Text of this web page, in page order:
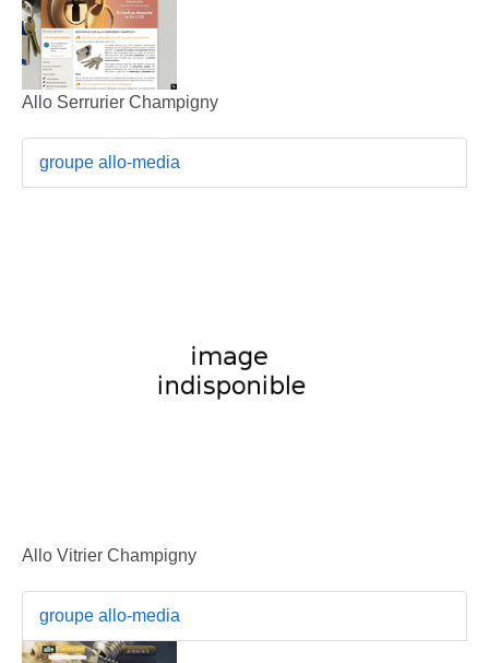
Allo Serrurier Champigny
groupe allo-media
Allo Vitrier Champigny
groupe allo-media